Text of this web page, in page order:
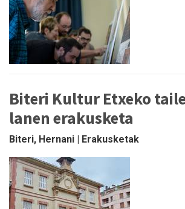
Biteri Kultur Etxeko
lanen erakusketa
Biteri, Hernani | Erakusketak